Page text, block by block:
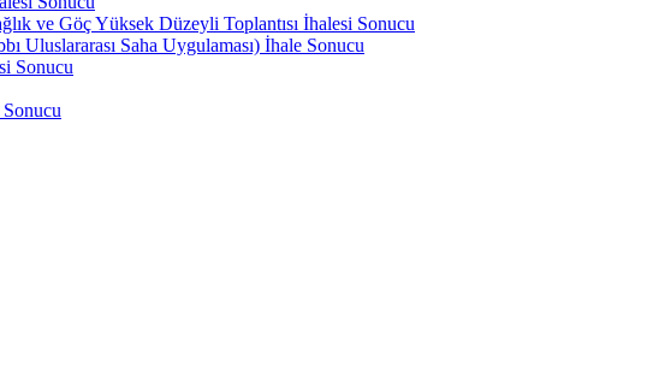
ve Göç Yüksek Düzeyli Toplantısı İhalesi Sonucu
Uluslararası Saha Uygulaması) İhale Sonucu
Sonucu